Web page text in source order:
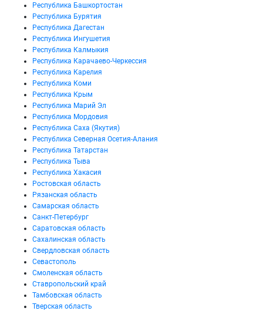
Республика Башкортостан
Республика Бурятия
Республика Дагестан
Республика Ингушетия
Республика Калмыкия
Республика Карачаево-Черкессия
Республика Карелия
Республика Коми
Республика Крым
Республика Марий Эл
Республика Мордовия
Республика Саха (Якутия)
Республика Северная Осетия-Алания
Республика Татарстан
Республика Тыва
Республика Хакасия
Ростовская область
Рязанская область
Самарская область
Санкт-Петербург
Саратовская область
Сахалинская область
Свердловская область
Севастополь
Смоленская область
Ставропольский край
Тамбовская область
Тверская область